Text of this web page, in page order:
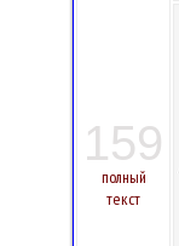
159
полный
текст